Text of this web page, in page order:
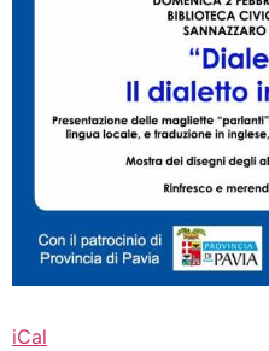
iCal